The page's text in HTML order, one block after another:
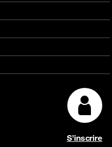
S’inscrire